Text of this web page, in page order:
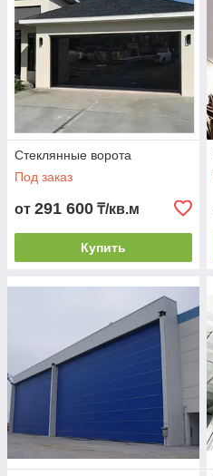
Стеклянные ворота
Под заказ
от 291 600 ₸/кв.м
Купить